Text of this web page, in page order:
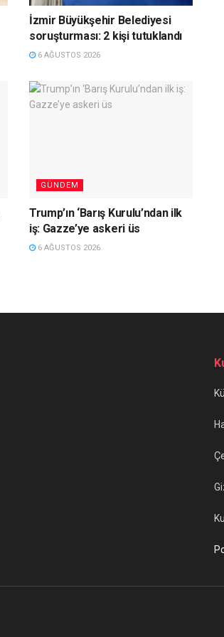
İzmir Büyükşehir Belediyesi
soruşturması: 2 kişi tutuklandı
6 AĞUSTOS 2026
GÜNDEM
Trump’ın ‘Barış Kurulu’ndan ilk
iş: Gazze’ye askeri üs
6 AĞUSTOS 2026